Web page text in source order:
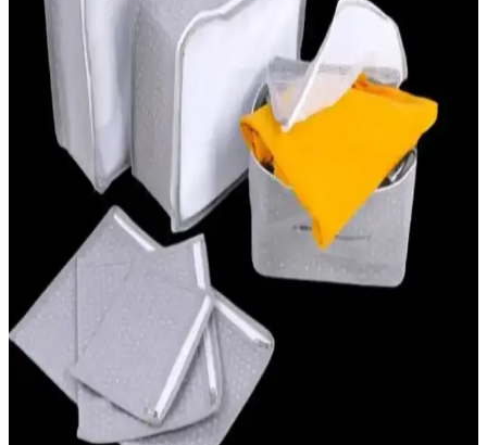
Bioderma Bebek Şampuanları: Hassas Ciltler İçin
Güvenilir Temizlik Çözümü
Bioderma bebek şampuanları, nazik ve doğal temizlik sağlar, göz
yakmayan formülüyle ebeveynlerin tercihidir, cildi nemlendirir ve
korur, farklı modelleriyle bebeklerin ihtiyaçlarına uygun çözümler
Anne Kucağı Beşik Nedir ve Bebekler İçin Neden
Tercih Edilmelidir
Anne kucağı beşik, hafif ve taşınabilir tasarımıyla bebeklerin güvenli
ve rahat uyumasını sağlar, pratik kullanımıyla ebeveynlere kolaylık
sunar.
Mustela 50 Faktör Bebek Güneş Kremi: Hassas
Ciltler İçin Güvenilir Koruma ve Özellikleri
Mustela 50 Faktör Bebek Güneş Kremi, yüksek SPF 50 ile hassas
bebek cildini UV ışınlarına karşı korur, doğal içeriklerle formüle
edilmiştir ve suya dayanıklıdır.